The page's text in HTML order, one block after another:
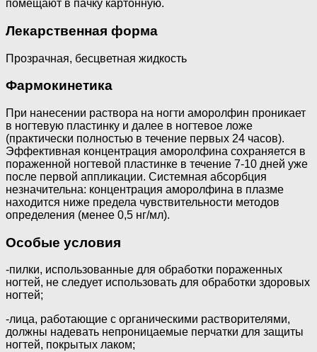
помещают в пачку картонную.
Лекарственная форма
Прозрачная, бесцветная жидкость
Фармокинетика
При нанесении раствора на ногти аморолфин проникает
в ногтевую пластинку и далее в ногтевое ложе
(практически полностью в течение первых 24 часов).
Эффективная концентрация аморолфина сохраняется в
пораженной ногтевой пластинке в течение 7-10 дней уже
после первой аппликации. Системная абсорбция
незначительна: концентрация аморолфина в плазме
находится ниже предела чувствительности методов
определения (менее 0,5 нг/мл).
Особые условия
-пилки, использованные для обработки пораженных
ногтей, не следует использовать для обработки здоровых
ногтей;
-лица, работающие с органическими растворителями,
должны надевать непроницаемые перчатки для защиты
ногтей, покрытых лаком;